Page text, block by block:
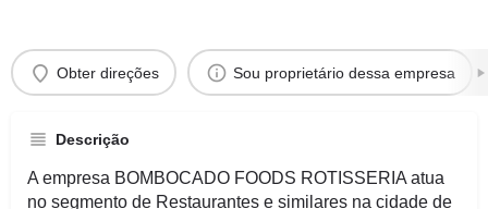
Obter direções Sou proprietário dessa empresa
Descrição
A empresa BOMBOCADO FOODS ROTISSERIA atua
no segmento de Restaurantes e similares na cidade de